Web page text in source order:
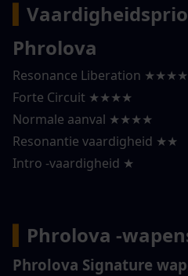
Phrolova
Resonance Liberation
Forte Circuit ★★★★
Normale aanval ★★★★
Resonantie vaardigheid ★★
Intro -vaardigheid ★
Phrolova -
Phrolova Signature